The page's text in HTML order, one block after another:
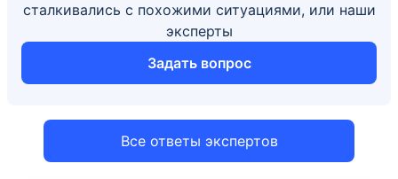
Все ответы экспертов
сталкивались с похожими ситуациями, или наши
эксперты
Задать вопрос